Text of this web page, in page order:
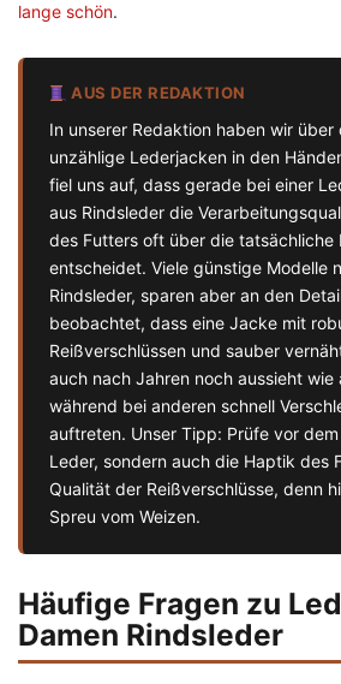
lange schön.
AUS DER REDAKTION
In unserer Redaktion haben wir über
unzählige Lederjacken in den
fiel uns auf, dass gerade bei einer
aus Rindsleder die
des Futters oft über die tatsächliche
entscheidet. Viele günstige Modelle
Rindsleder, sparen aber an den
beobachtet, dass eine Jacke mit
Reißverschlüssen und sauber
auch nach Jahren noch aussieht wie
während bei anderen schnell
auftreten. Unser Tipp: Prüfe vor
Leder, sondern auch die Haptik des
Qualität der Reißverschlüsse, denn
Spreu vom Weizen.
Häufige Fragen zu
Damen Rindsleder